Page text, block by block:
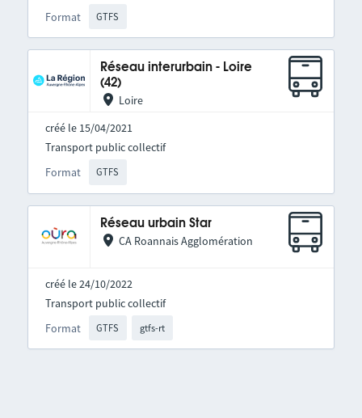
Format GTFS
Réseau interurbain - Loire
(42)
Loire
créé le 15/04/2021
Format GTFS
Transport public collectif
Réseau urbain Star
CA Roannais Agglomération
créé le 24/10/2022
Format GTFS gtfs-rt
Transport public collectif